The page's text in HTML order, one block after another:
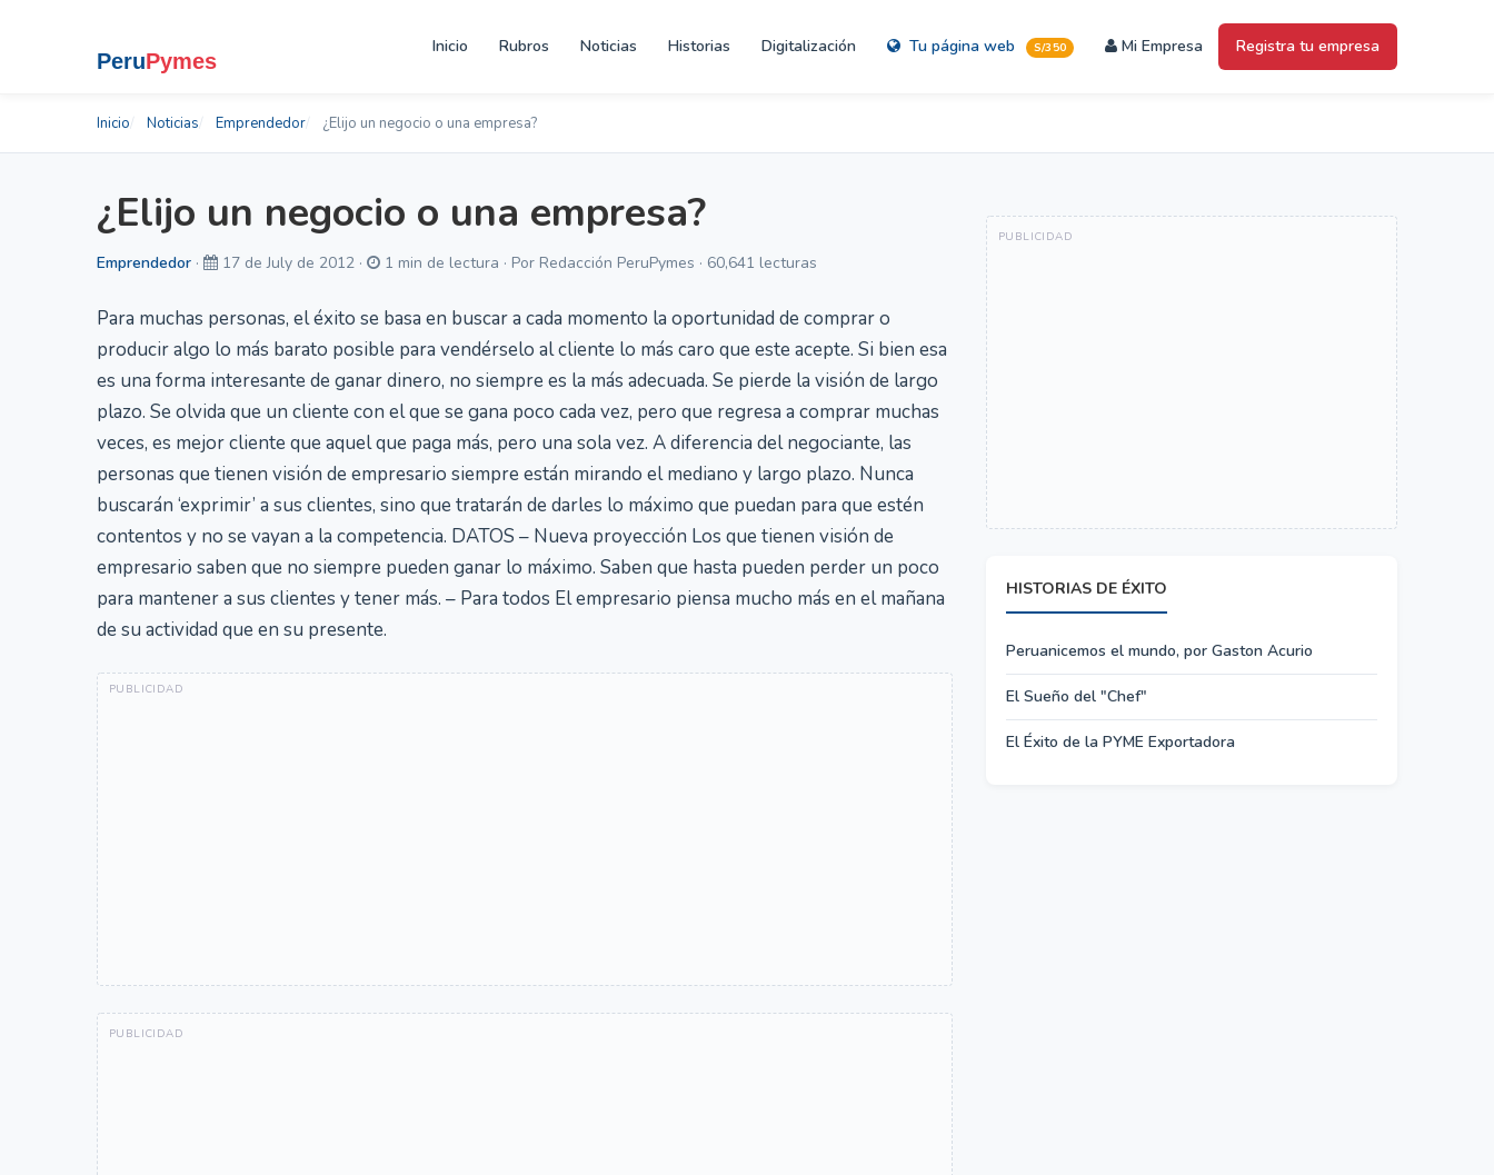
Inicio Rubros Noticias Historias Digitalización Tu página web S/350 Mi Empresa Registra tu empresa
Inicio Noticias Emprendedor ¿Elijo un negocio o una empresa?
¿Elijo un negocio o una empresa?
Emprendedor · 17 de July de 2012 · 1 min de lectura · Por Redacción PeruPymes · 60,641 lecturas
Para muchas personas, el éxito se basa en buscar a cada momento la oportunidad de comprar o
producir algo lo más barato posible para vendérselo al cliente lo más caro que este acepte. Si bien esa
es una forma interesante de ganar dinero, no siempre es la más adecuada. Se pierde la visión de largo
plazo. Se olvida que un cliente con el que se gana poco cada vez, pero que regresa a comprar muchas
veces, es mejor cliente que aquel que paga más, pero una sola vez. A diferencia del negociante, las
personas que tienen visión de empresario siempre están mirando el mediano y largo plazo. Nunca
buscarán ‘exprimir’ a sus clientes, sino que tratarán de darles lo máximo que puedan para que estén
contentos y no se vayan a la competencia. DATOS – Nueva proyección Los que tienen visión de
empresario saben que no siempre pueden ganar lo máximo. Saben que hasta pueden perder un poco
para mantener a sus clientes y tener más. – Para todos El empresario piensa mucho más en el mañana
de su actividad que en su presente.
HISTORIAS DE ÉXITO
Peruanicemos el mundo, por Gaston Acurio
El Sueño del "Chef"
El Éxito de la PYME Exportadora